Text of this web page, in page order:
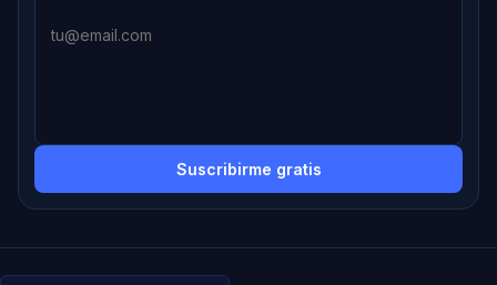
Suscribirme gratis